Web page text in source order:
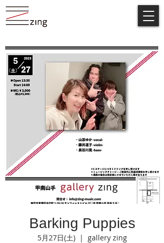
Barking Puppies
5月27日(土)
  |
gallery zing